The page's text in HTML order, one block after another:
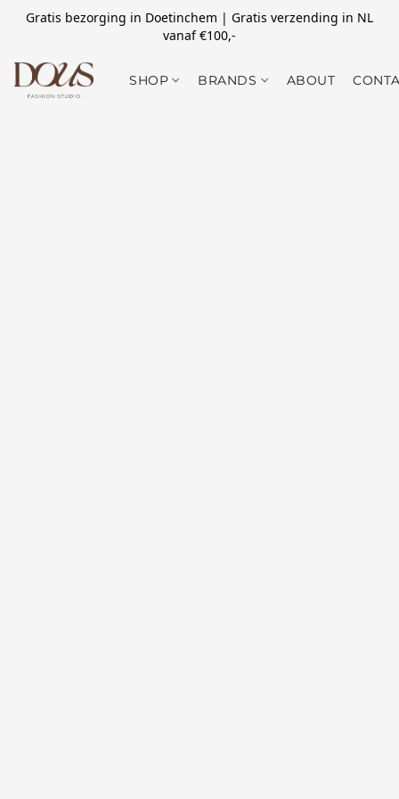
Gratis bezorging in Doetinchem | Gratis verzending in NL
vanaf €100,-
SHOP BRANDS ABOUT